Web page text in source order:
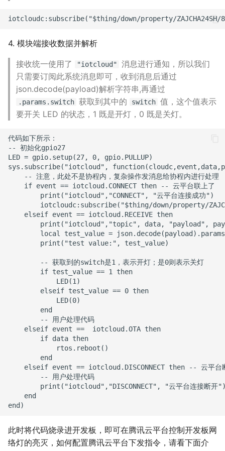
4. 模块端接收数据并解析
接收统一使用了 "iotcloud"
消息进行通知，所以我们
只需要订阅此系统消息即可，收到消息后通过
json.decode(payload)解析字符串,再通过
.params.switch 获取到其中的 switch 值，这个值表示
要开关 LED 的状态，1 既是开灯，0 既是关灯。
代码如下所示：
-- 初始化gpio27
LED = gpio.setup(27, 0, gpio.PULLUP)
sys.subscribe("iotcloud",
    -- 注意，此处不是协程内，复杂操作发消息给协程内进行处理
    if event == iotcloud.CONNECT then -- 云平台联上了
        print("iotcloud","CONNECT", "云平台连接成功")
iotcloudc:subscribe("$thing/down/property/
    elseif event == iotcloud.RECEIVE then
print("iotcloud","topic", data, "payload",
local test_value =
        print("test value:", test_value)
        -- 获取到的switch是1，表示开灯；是0则表示关灯
        if test_value == 1 then
            LED(1)
        elseif test_value == 0 then
            LED(0)
        end
        -- 用户处理代码
    elseif event ==  iotcloud.OTA then
        if data then
            rtos.reboot()
        end
elseif event == iotcloud.DISCONNECT then -- 云平台
        -- 用户处理代码
print("iotcloud","DISCONNECT", "云平台连接断开
    end
此时将代码烧录进开发板，即可在腾讯云平台控制开发板网
络灯的亮灭，如何配置腾讯云平台下发指令，请看下面介